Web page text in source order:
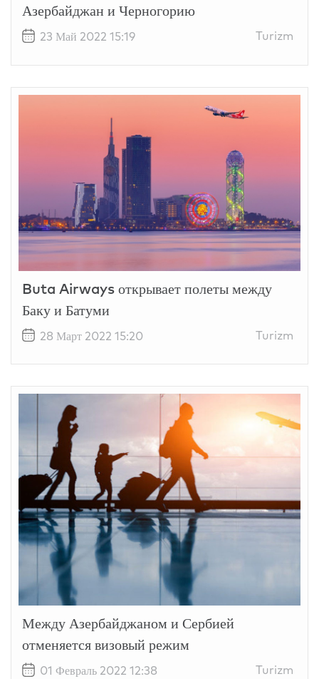
Азербайджан и Черногорию
23 Май 2022 15:19 Turizm
Buta Airways открывает полеты между
Баку и Батуми
28 Март 2022 15:20 Turizm
Между Азербайджаном и Сербией
отменяется визовый режим
01 Февраль 2022 12:38 Turizm